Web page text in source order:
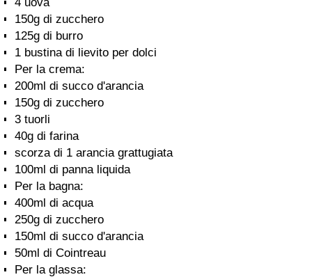
150g di zucchero
125g di burro
1 bustina di lievito per dolci
Per la crema:
200ml di succo d'arancia
150g di zucchero
3 tuorli
40g di farina
scorza di 1 arancia grattugiata
100ml di panna liquida
Per la bagna:
400ml di acqua
250g di zucchero
150ml di succo d'arancia
50ml di Cointreau
Per la glassa: